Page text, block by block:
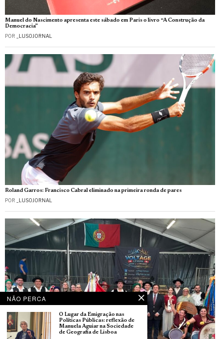
Manuel do Nascimento apresenta este sábado em Paris o livro “A Construção da
Democracia”
POR _LUSOJORNAL
Roland Garros: Francisco Cabral eliminado na primeira ronda de pares
POR _LUSOJORNAL
NÃO PERCA
O Lugar da Emigração nas
Políticas Públicas: reflexão de
Manuela Aguiar na Sociedade
de Geografia de Lisboa